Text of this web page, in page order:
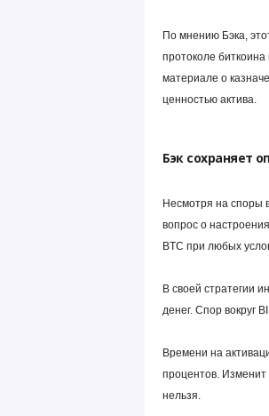
По мнению Бэка,
протоколе
материале о
ценностью актива.
Бэк сохраняет
Несмотря на споры
вопрос о
BTC при любых
В своей стратегии
денег. Спор вокруг
Времени на
процентов. Изменит
нельзя.